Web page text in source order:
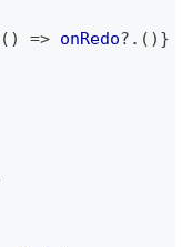
( ) => onRedo?. ( ) }